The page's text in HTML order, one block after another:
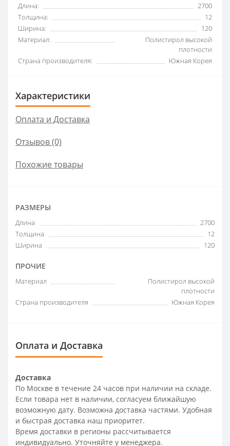
Длина:
2700
Толщина:
12
Ширина:
120
Материал:
Полистирол высокой
плотности
Страна производителя:
Южная Корея
Характеристики
Оплата и Доставка
Отзывов (0)
Похожие товары
РАЗМЕРЫ
Длина
2700
Толщина
12
Ширина
120
ПРОЧИЕ
Материал
Полистирол высокой
плотности
Страна производителя
Южная Корея
Оплата и Доставка
Доставка
По Москве в течение 24 часов при наличии на складе.
Если товара нет в наличии, согласуем ближайшую
возможную дату. Возможна доставка частями. Удобная
и быстрая доставка наш приоритет.
Время доставки в регионы рассчитывается
индивидуально. Уточняйте у менеджера.